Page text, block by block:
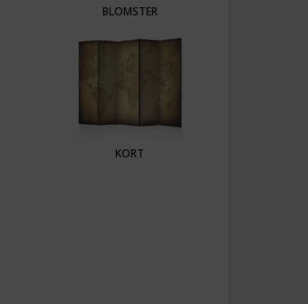
BLOMSTER
KORT